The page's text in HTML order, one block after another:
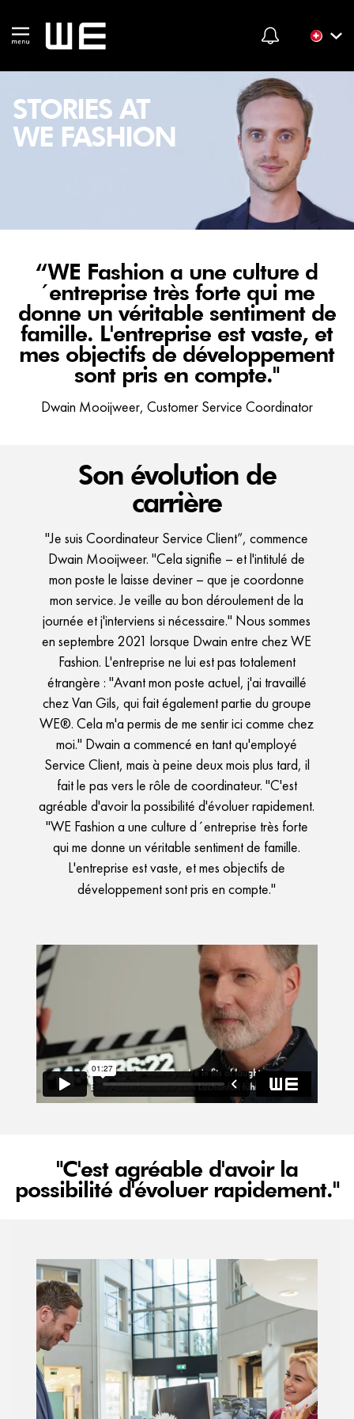
STORIES AT
WE FASHION
“WE Fashion a une culture d
´entreprise très forte qui me
donne un véritable sentiment de
famille. L'entreprise est vaste, et
mes objectifs de développement
sont pris en compte."
Dwain Mooijweer, Customer Service Coordinator
Son évolution de
carrière
"Je suis Coordinateur Service Client”, commence
Dwain Mooijweer. "Cela signifie – et l'intitulé de
mon poste le laisse deviner – que je coordonne
mon service. Je veille au bon déroulement de la
journée et j'interviens si nécessaire." Nous sommes
en septembre 2021 lorsque Dwain entre chez WE
Fashion. L'entreprise ne lui est pas totalement
étrangère : "Avant mon poste actuel, j'ai travaillé
chez Van Gils, qui fait également partie du groupe
WE®. Cela m'a permis de me sentir ici comme chez
moi." Dwain a commencé en tant qu'employé
Service Client, mais à peine deux mois plus tard, il
fait le pas vers le rôle de coordinateur. "C'est
agréable d'avoir la possibilité d'évoluer rapidement.
"WE Fashion a une culture d´entreprise très forte
qui me donne un véritable sentiment de famille.
L'entreprise est vaste, et mes objectifs de
développement sont pris en compte."
"C'est agréable d'avoir la
possibilité d'évoluer rapidement."